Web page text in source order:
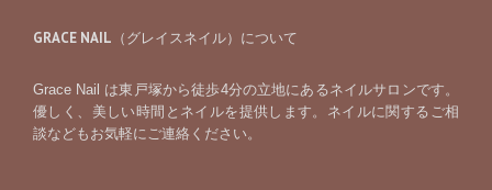
GRACE NAIL（グレイスネイル）について
Grace Nail は東戸塚から徒歩4分の立地にあるネイルサロンです。
優しく、美しい時間とネイルを提供します。ネイルに関するご相
談などもお気軽にご連絡ください。